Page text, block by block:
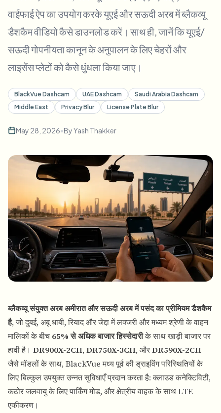
फेस स्वैप - वीडियो
वीडियो इंटेलिजेंस
एक साथ कई वीडियो प्रोसेस करें
बल्क चेहरा ब्लर
हाई-थ्रूपुट पाइपलाइन
एंटरप्राइज़ ज़ोन, नीतियां और समीक्षा
API और SDK
संपर्क फ़ॉर्म
बल्क बैकग्राउंड रिमूवल
वाईफाई ऐप का उपयोग करके यूएई और सऊदी अरब में ब्लैकव्यू
डैशकैम वीडियो कैसे डाउनलोड करें। साथ ही, जानें कि यूएई/
सऊदी गोपनीयता कानून के अनुपालन के लिए चेहरों और
लाइसेंस प्लेटों को कैसे धुंधला किया जाए।
BlackVue Dashcam UAE Dashcam
Saudi Arabia Dashcam
Middle East
Privacy Blur License Plate Blur
May 28, 2026•ByYash Thakker
ब्लैकव्यू संयुक्त अरब अमीरात और सऊदी अरब में पसंद का प्रीमियम डैशकैम
है, जो दुबई, अबू धाबी, रियाद और जेद्दा में लक्जरी और मध्यम श्रेणी के वाहन
मालिकों के बीच 65% से अधिक बाजार हिस्सेदारीके साथ खाड़ी बाजार पर
हावी है। DR900X-2CH,DR750X-3CH, औरDR590X-2CH
जैसे मॉडलों के साथ, BlackVue मध्य पूर्व की ड्राइविंग परिस्थितियों के
लिए बिल्कुल उपयुक्त उन्नत सुविधाएँ प्रदान करता है: क्लाउड कनेक्टिविटी,
कठोर जलवायु के लिए पार्किंग मोड, और क्षेत्रीय वाहक के साथ LTE
एकीकरण।